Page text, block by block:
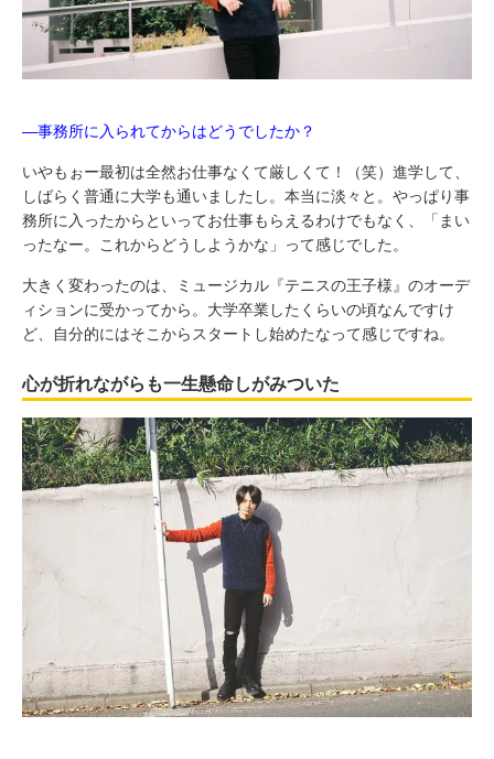
―事務所に入られてからはどうでしたか？
いやもぉー最初は全然お仕事なくて厳しくて！（笑）進学して、
しばらく普通に大学も通いましたし。本当に淡々と。やっぱり事
務所に入ったからといってお仕事もらえるわけでもなく、「まい
ったなー。これからどうしようかな」って感じでした。
大きく変わったのは、ミュージカル『テニスの王子様』のオーデ
ィションに受かってから。大学卒業したくらいの頃なんですけ
ど、自分的にはそこからスタートし始めたなって感じですね。
心が折れながらも一生懸命しがみついた